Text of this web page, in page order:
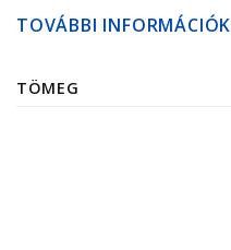
TOVÁBBI INFORMÁCIÓK
TÖMEG